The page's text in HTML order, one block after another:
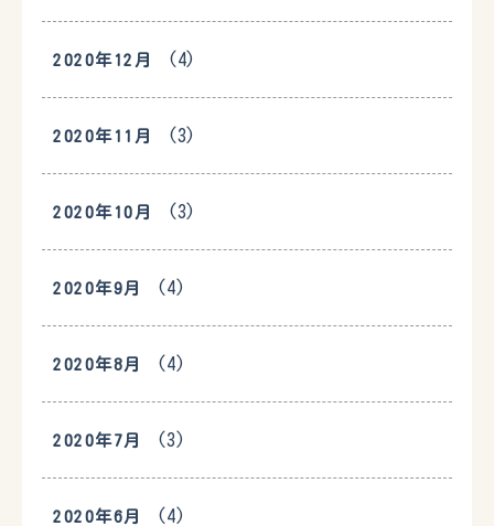
2020年12月 (4)
2020年11月 (3)
2020年10月 (3)
2020年9月 (4)
2020年8月 (4)
2020年7月 (3)
2020年6月 (4)